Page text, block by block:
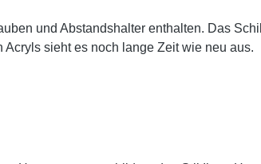
und Abstandshalter enthalten. Das
sieht es noch lange Zeit wie neu aus.